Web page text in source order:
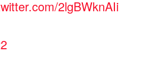
2lgBWknAIi